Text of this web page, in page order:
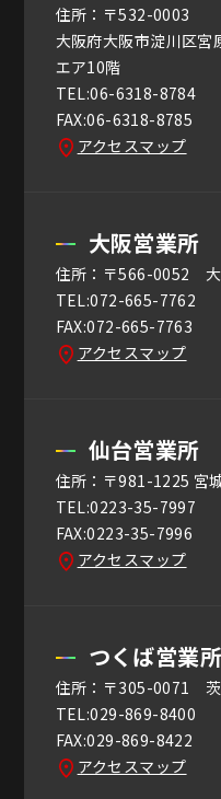
住所：〒532-0003
大阪府大阪市淀川区
エア10階
TEL:06-6318-8784
FAX:06-6318-8785
アクセスマップ
大阪営業所
住所：〒566-0052
TEL:072-665-7762
FAX:072-665-7763
アクセスマップ
仙台営業所
住所：〒981-1225 宮
TEL:0223-35-7997
FAX:0223-35-7996
アクセスマップ
つくば営業所
住所：〒305-0071
TEL:029-869-8400
FAX:029-869-8422
アクセスマップ